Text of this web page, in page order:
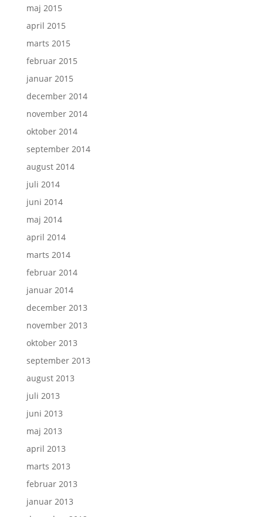
maj 2015
april 2015
marts 2015
februar 2015
januar 2015
december 2014
november 2014
oktober 2014
september 2014
august 2014
juli 2014
juni 2014
maj 2014
april 2014
marts 2014
februar 2014
januar 2014
december 2013
november 2013
oktober 2013
september 2013
august 2013
juli 2013
juni 2013
maj 2013
april 2013
marts 2013
februar 2013
januar 2013